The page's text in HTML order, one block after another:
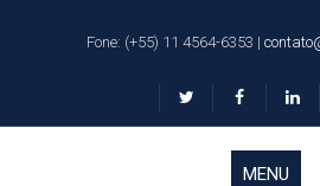
Fone: (+55) 11 4564-6353 |
MENU